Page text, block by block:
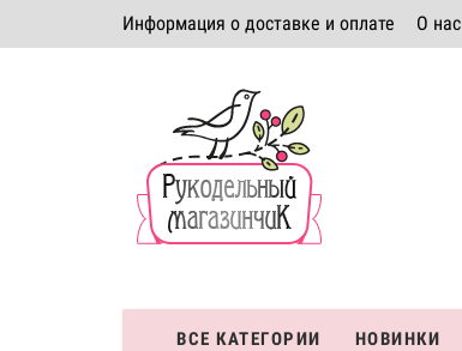
Информация о доставке и оплате О нас
Система скидок
ВСЕ КАТЕГОРИИ НОВИНКИ